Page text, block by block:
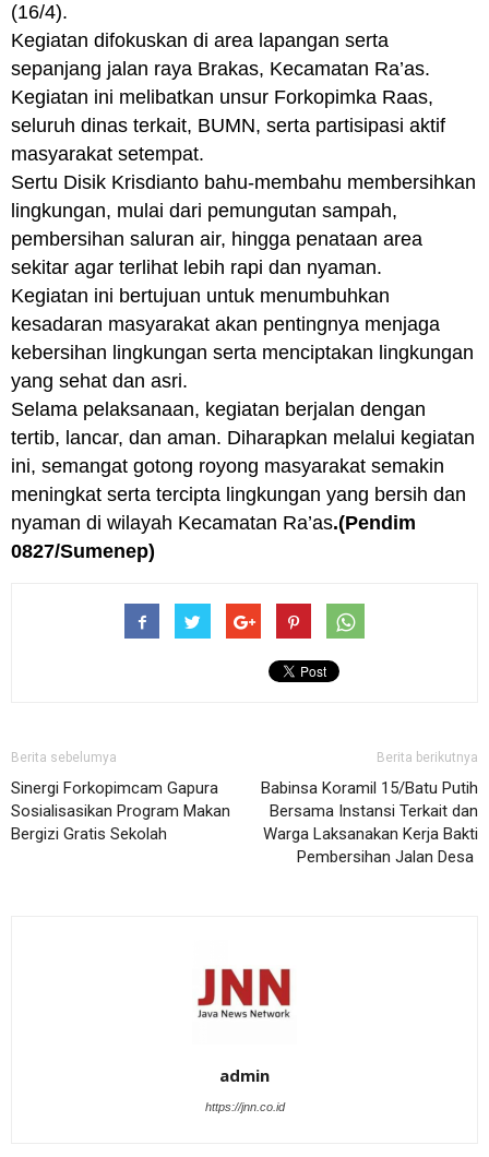
(16/4).
Kegiatan difokuskan di area lapangan serta
sepanjang jalan raya Brakas, Kecamatan Ra’as.
Kegiatan ini melibatkan unsur Forkopimka Raas,
seluruh dinas terkait, BUMN, serta partisipasi aktif
masyarakat setempat.
Sertu Disik Krisdianto bahu-membahu membersihkan
lingkungan, mulai dari pemungutan sampah,
pembersihan saluran air, hingga penataan area
sekitar agar terlihat lebih rapi dan nyaman.
Kegiatan ini bertujuan untuk menumbuhkan
kesadaran masyarakat akan pentingnya menjaga
kebersihan lingkungan serta menciptakan lingkungan
yang sehat dan asri.
Selama pelaksanaan, kegiatan berjalan dengan
tertib, lancar, dan aman. Diharapkan melalui kegiatan
ini, semangat gotong royong masyarakat semakin
meningkat serta tercipta lingkungan yang bersih dan
nyaman di wilayah Kecamatan Ra’as.(Pendim
0827/Sumenep)
Berita sebelumya
Sinergi Forkopimcam Gapura
Sosialisasikan Program Makan
Bergizi Gratis Sekolah
Berita berikutnya
Babinsa Koramil 15/Batu Putih
Bersama Instansi Terkait dan
Warga Laksanakan Kerja Bakti
Pembersihan Jalan Desa
admin
https://jnn.co.id